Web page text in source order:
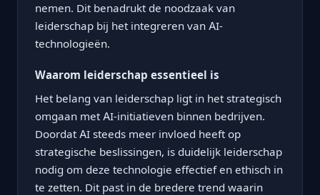
nemen. Dit benadrukt de noodzaak van
leiderschap bij het integreren van AI-
technologieën.
Waarom leiderschap essentieel is
Het belang van leiderschap ligt in het strategisch
omgaan met AI-initiatieven binnen bedrijven.
Doordat AI steeds meer invloed heeft op
strategische beslissingen, is duidelijk leiderschap
nodig om deze technologie effectief en ethisch in
te zetten. Dit past in de bredere trend waarin